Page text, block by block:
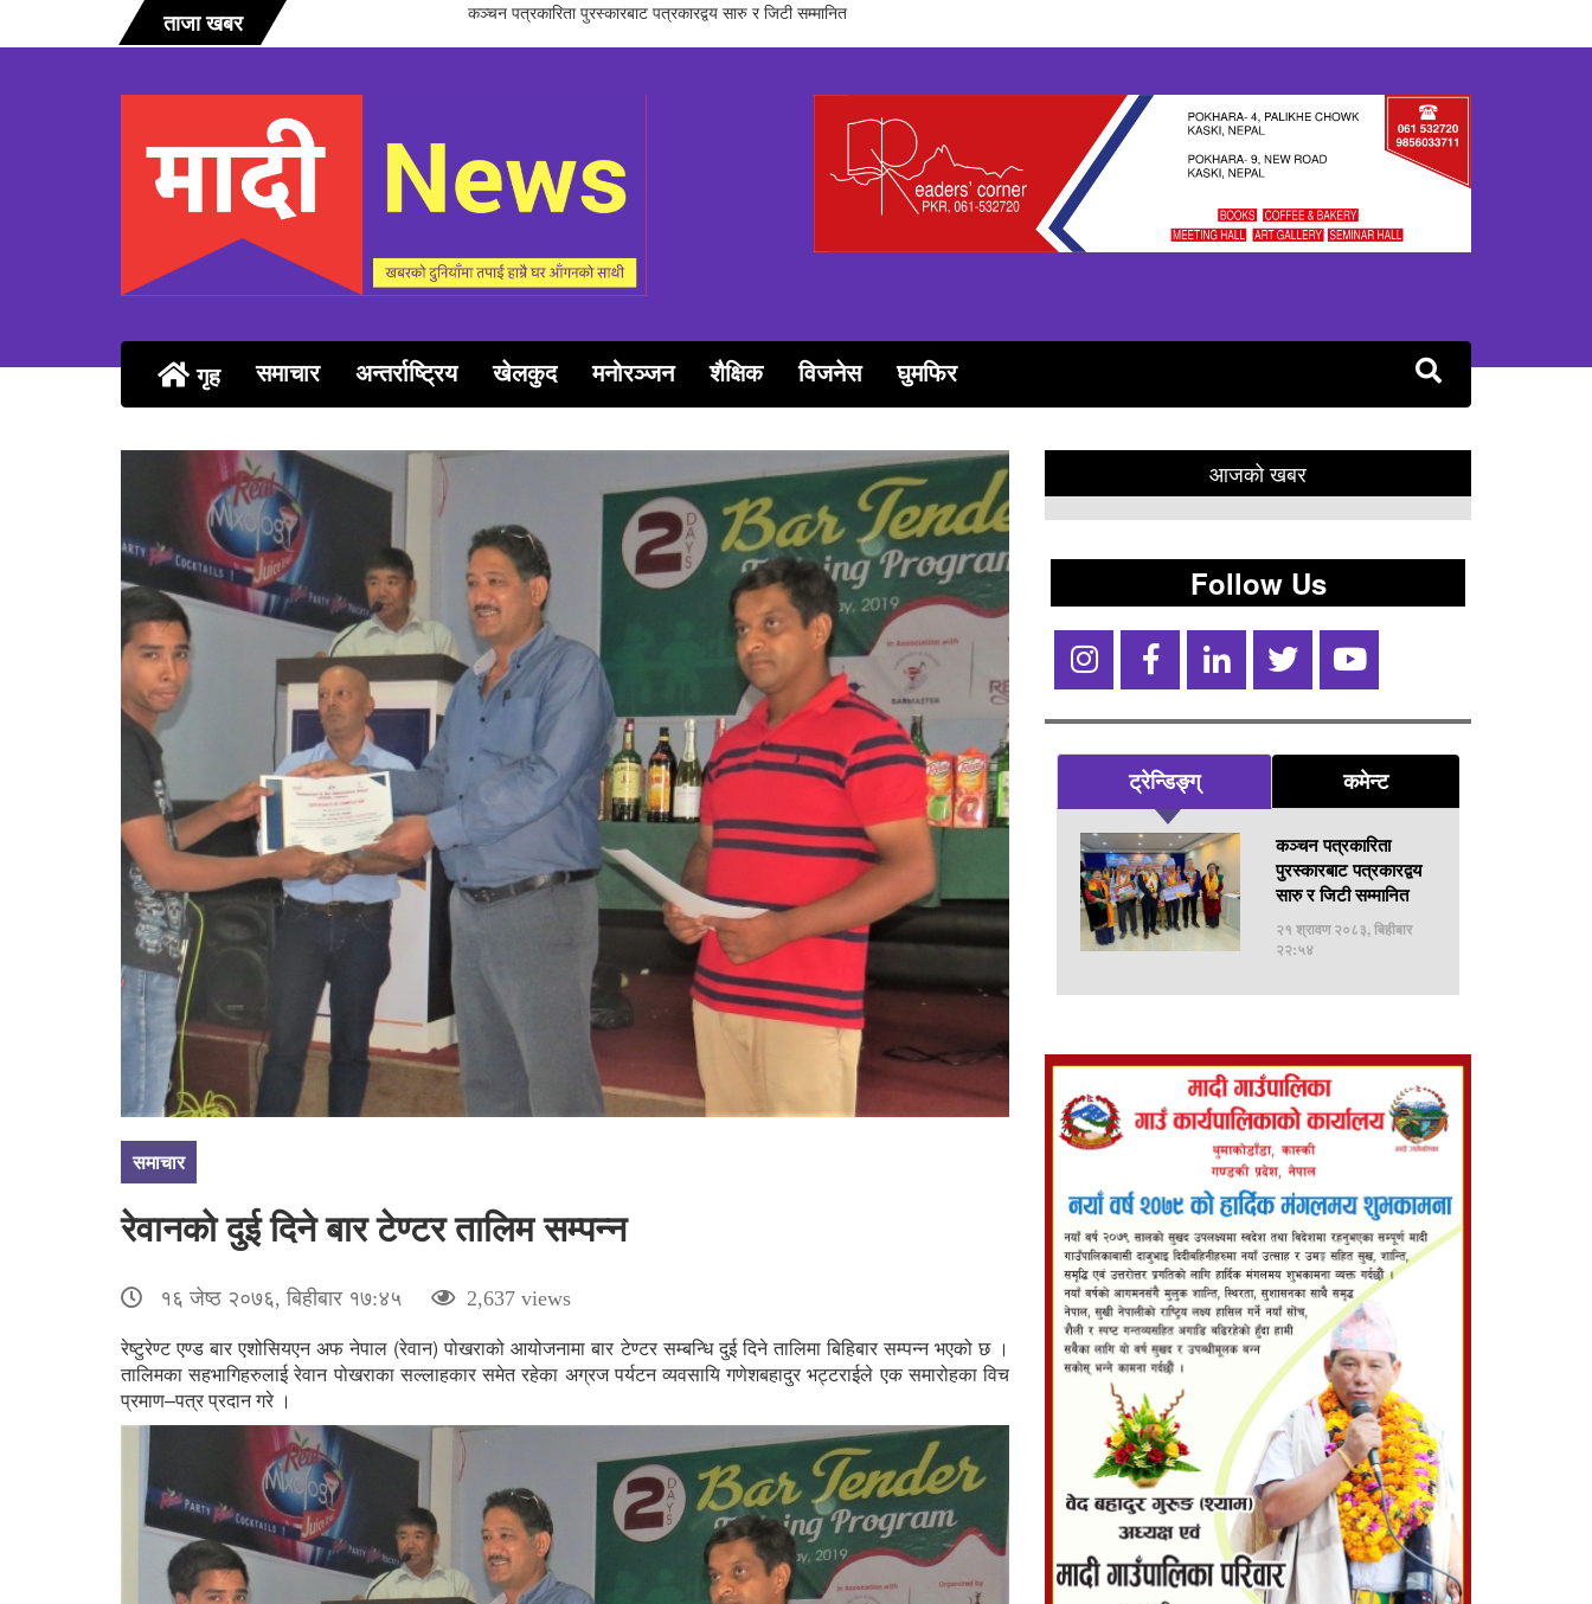
ताजा खबर सञ्चारिका समूह गण्डकीद्धारा ‘सञ्चारमा क्वान्टम हिलिङको महत्त्व’ विषयक अन्तरक्रिया सम्पन्न
गृह समाचार अन्तर्राष्ट्रिय खेलकुद मनोरञ्जन शैक्षिक विजनेस घुमफिर
समाचार
रेवानको दुई दिने बार टेण्टर तालिम सम्पन्न
१६ जेष्ठ २०७६, बिहीबार १७:४५ 2,637 views
रेष्टुरेण्ट एण्ड बार एशोसियएन अफ नेपाल (रेवान) पोखराको आयोजनामा बार टेण्टर सम्बन्धि दुई दिने तालिमा बिहिबार सम्पन्न भएको छ ।
तालिमका सहभागिहरुलाई रेवान पोखराका सल्लाहकार समेत रहेका अग्रज पर्यटन व्यवसायि गणेशबहादुर भट्टराईले एक समारोहका विच
प्रमाण–पत्र प्रदान गरे ।
आजको खबर
Follow Us
ट्रेन्डिङ्ग् कमेन्ट
कञ्चन पत्रकारिता
पुरस्कारबाट पत्रकारद्वय
सारु र जिटी सम्मानित
२१ श्रावण २०८३, बिहीबार
२२:५४